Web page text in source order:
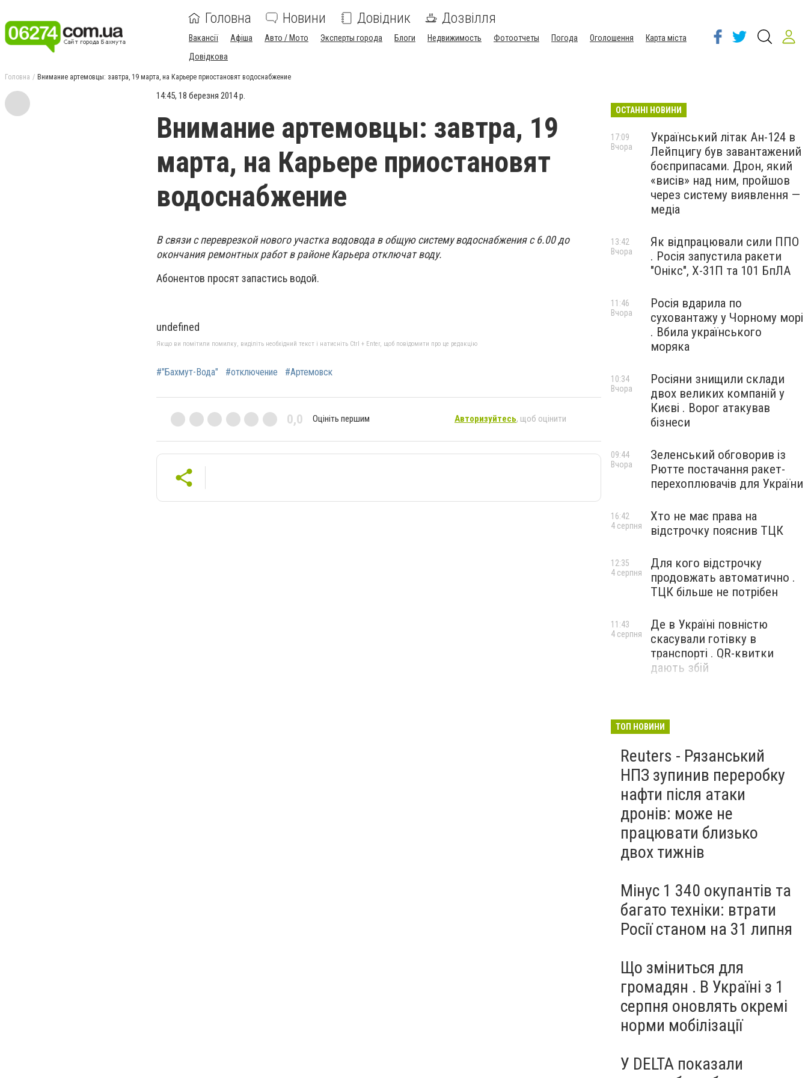
Головна Новини Довідник Дозвілля
Вакансії Афіша Авто / Мото Эксперты города Блоги Недвижимость Фотоотчеты Погода Оголошення
Карта міста
Довідкова
Головна Внимание артемовцы: завтра, 19 марта, на Карьере приостановят водоснабжение
14:45, 18 березня 2014 р.
Внимание артемовцы: завтра, 19
марта, на Карьере приостановят
водоснабжение
В связи с переврезкой нового участка водовода в общую систему водоснабжения с 6.00 до
окончания ремонтных работ в районе Карьера отключат воду.
Абонентов просят запастись водой.
undefined
Якщо ви помітили помилку, виділіть необхідний текст і натисніть Ctrl + Enter, щоб повідомити про це редакцію
#"Бахмут-Вода" #отключение #Артемовск
0,0 Оцініть першим Авторизуйтесь, щоб оцінити
ОСТАННІ НОВИНИ
Український літак Ан-124 в
Лейпцигу був завантажений
боєприпасами. Дрон, який
«висів» над ним, пройшов
через систему виявлення —
медіа
17:09
Вчора
Як відпрацювали сили ППО
. Росія запустила ракети
"Онікс", Х-31П та 101 БпЛА
13:42
Вчора
Росія вдарила по
суховантажу у Чорному морі
. Вбила українського
моряка
11:46
Вчора
Росіяни знищили склади
двох великих компаній у
Києві . Ворог атакував
бізнеси
10:34
Вчора
Зеленський обговорив із
Рютте постачання ракет-
перехоплювачів для України
09:44
Вчора
Хто не має права на
відстрочку пояснив ТЦК
16:42
4 серпня
Для кого відстрочку
продовжать автоматично .
ТЦК більше не потрібен
12:35
4 серпня
Де в Україні повністю
скасували готівку в
транспорті . QR-квитки
дають збій
11:43
4 серпня
ТОП НОВИНИ
Reuters - Рязанський
НПЗ зупинив переробку
нафти після атаки
дронів: може не
працювати близько
двох тижнів
Мінус 1 340 окупантів та
багато техніки: втрати
Росії станом на 31 липня
Що зміниться для
громадян . В Україні з 1
серпня оновлять окремі
норми мобілізації
У DELTA показали